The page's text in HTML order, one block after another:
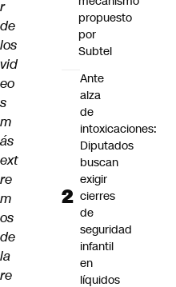
r
de
los
vid
eo
s
m
ás
ext
re
m
os
de
la
re
propuesto
por
Subtel
Ante
alza
de
intoxicaciones:
Diputados
buscan
exigir
cierres
de
seguridad
infantil
en
líquidos